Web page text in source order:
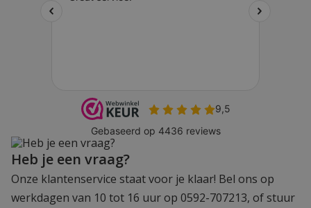
Heb je een vraag?
Onze klantenservice staat voor je klaar! Bel ons op
werkdagen van 10 tot 16 uur op 0592-707213, of stuur